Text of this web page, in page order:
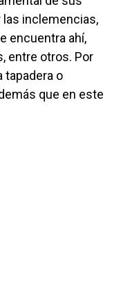
inclemencias,
encuentra ahí,
entre otros. Por
tapadera o
que en este